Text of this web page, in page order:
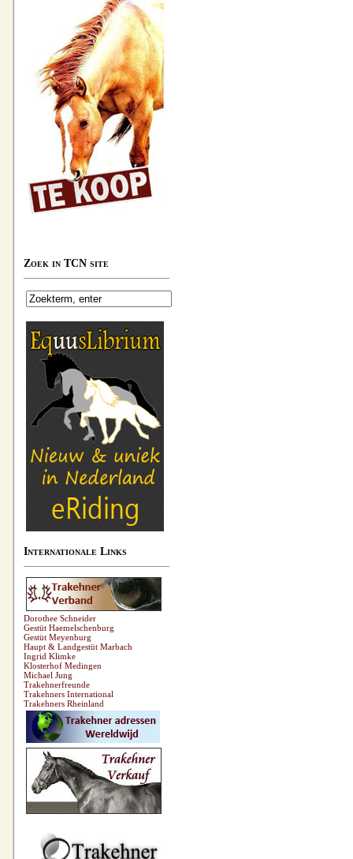
Zoek in TCN site
Internationale Links
Dorothee Schneider
Gestüt Haemelschenburg
Gestüt Meyenburg
Haupt & Landgestüt Marbach
Ingrid Klimke
Klosterhof Medingen
Michael Jung
Trakehnerfreunde
Trakehners International
Trakehners Rheinland